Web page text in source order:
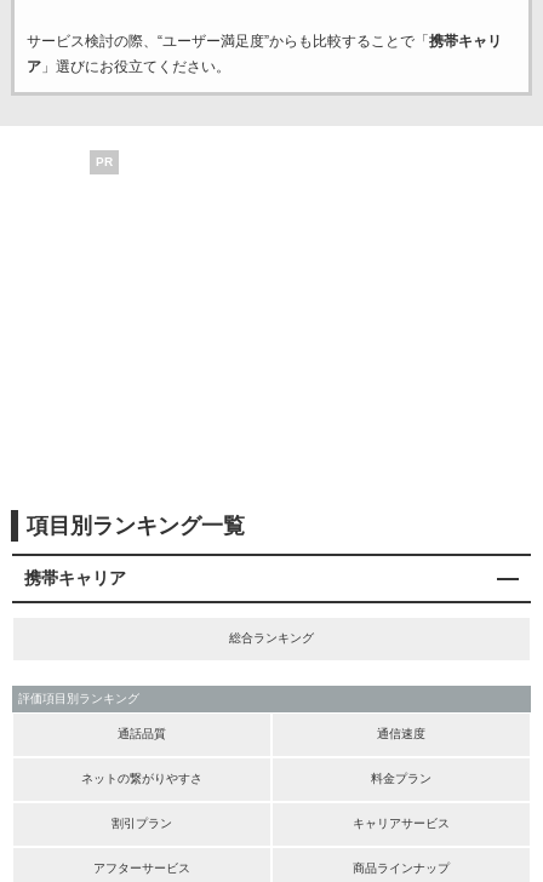
サービス検討の際、“ユーザー満足度”からも比較することで「 携帯キャリ
ア」選びにお役立てください。
PR
項目別ランキング一覧
携帯キャリア
総合ランキング
評価項目別ランキング
通話品質 通信速度
ネットの繋がりやすさ 料金プラン
割引プラン キャリアサービス
アフターサービス 商品ラインナップ